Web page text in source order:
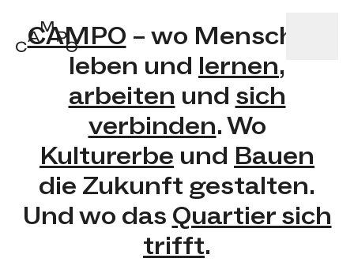
Startseite
CAMPO – wo Menschen
leben und lernen,
arbeiten und sich
verbinden. Wo
Kulturerbe und Bauen
die Zukunft gestalten.
Und wo das Quartier sich
trifft.